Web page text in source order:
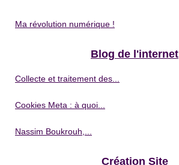
Ma révolution numérique !
Blog de l'internet
Collecte et traitement des...
Cookies Meta : à quoi...
Nassim Boukrouh,...
Création Site